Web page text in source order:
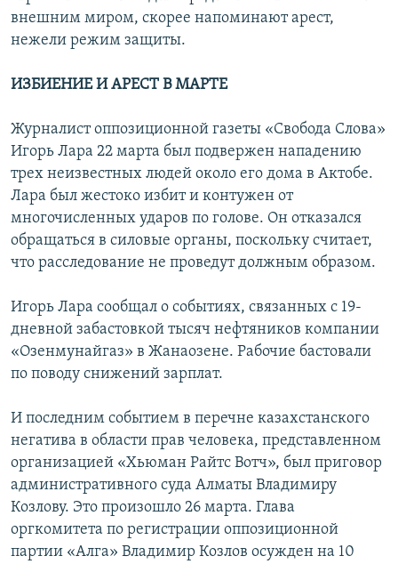
внешним миром, скорее напоминают арест,
нежели режим защиты.
ИЗБИЕНИЕ И АРЕСТ В МАРТЕ
Журналист оппозиционной газеты «Свобода Слова»
Игорь Лара 22 марта был подвержен нападению
трех неизвестных людей около его дома в Актобе.
Лара был жестоко избит и контужен от
многочисленных ударов по голове. Он отказался
обращаться в силовые органы, поскольку считает,
что расследование не проведут должным образом.
Игорь Лара сообщал о событиях, связанных с 19-
дневной забастовкой тысяч нефтяников компании
«Озенмунайгаз» в Жанаозене. Рабочие бастовали
по поводу снижений зарплат.
И последним событием в перечне казахстанского
негатива в области прав человека, представленном
организацией «Хьюман Райтс Вотч», был приговор
административного суда Алматы Владимиру
Козлову. Это произошло 26 марта. Глава
оргкомитета по регистрации оппозиционной
партии «Алга» Владимир Козлов осужден на 10